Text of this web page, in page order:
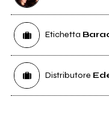
Etichetta
Distributore